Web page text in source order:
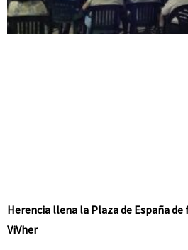
Herencia llena la Plaza de España
ViVher